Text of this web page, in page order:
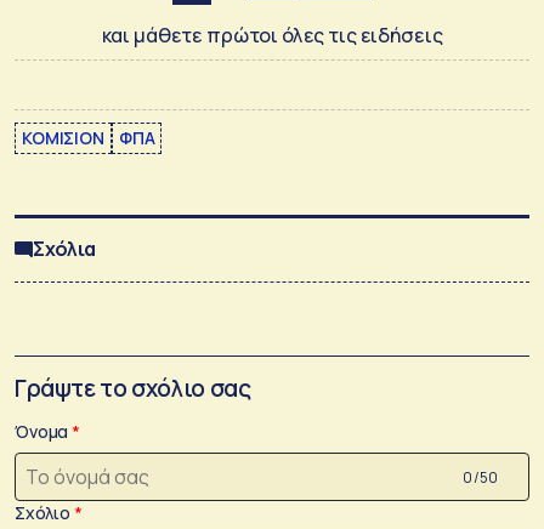
και μάθετε πρώτοι όλες τις ειδήσεις
ΚΟΜΙΣΙΟΝ ΦΠΑ
Σχόλια
Γράψτε το σχόλιο σας
Όνομα
0 /50
Σχόλιο